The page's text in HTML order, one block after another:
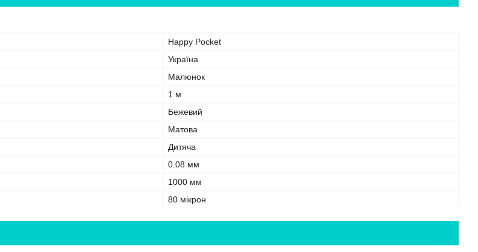
Happy Pocket
Україна
Малюнок
1 м
Бежевий
Матова
Дитяча
0.08 мм
1000 мм
80 мікрон